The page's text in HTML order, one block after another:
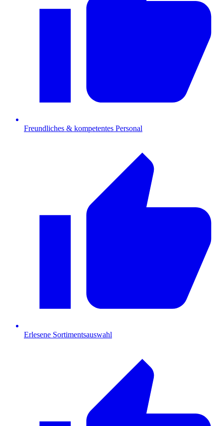
Freundliches & kompetentes Personal
Erlesene Sortimentsauswahl